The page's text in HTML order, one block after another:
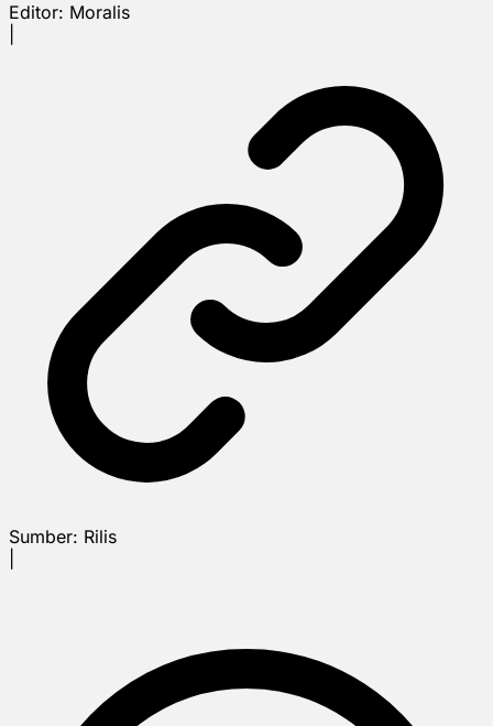
Editor: Moralis
Sumber: Rilis